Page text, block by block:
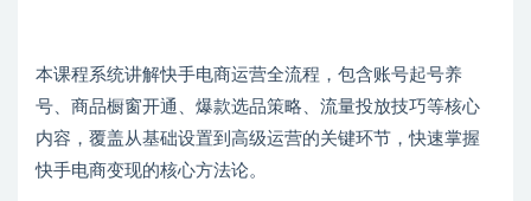
本课程系统讲解快手电商运营全流程，包含账号起号养
号、商品橱窗开通、爆款选品策略、流量投放技巧等核心
内容，覆盖从基础设置到高级运营的关键环节，快速掌握
快手电商变现的核心方法论。